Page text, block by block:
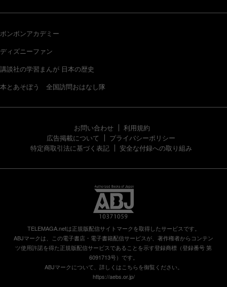
ボンボンアカデミー
ディズニーファン
講談社の学習まんが 日本の歴史
本とあそぼう 全国訪問おはなし隊
お問い合わせ
利用規約
広告掲載について
プライバシーポリシー
特定商取引法に基づく表記
安全な付録への取り組み
TELEMAGA.netは正規版配信サイトマークを取得したサービスです。
ABJマークは、この電子書店・電子書籍配信サービスが、著作権者からコンテン
ツ使用許諾を得た正規版配信サービスであることを示す登録商標（登録番号 第
6091713号）です。
ABJマークについて、詳しくはこちらを御覧ください。
https://aebs.or.jp/